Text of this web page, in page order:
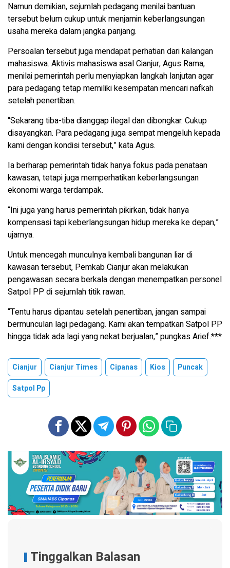
Namun demikian, sejumlah pedagang menilai bantuan
tersebut belum cukup untuk menjamin keberlangsungan
usaha mereka dalam jangka panjang.
Persoalan tersebut juga mendapat perhatian dari kalangan
mahasiswa. Aktivis mahasiswa asal Cianjur, Agus Rama,
menilai pemerintah perlu menyiapkan langkah lanjutan agar
para pedagang tetap memiliki kesempatan mencari nafkah
setelah penertiban.
“Sekarang tiba-tiba dianggap ilegal dan dibongkar. Cukup
disayangkan. Para pedagang juga sempat mengeluh kepada
kami dengan kondisi tersebut,” kata Agus.
Ia berharap pemerintah tidak hanya fokus pada penataan
kawasan, tetapi juga memperhatikan keberlangsungan
ekonomi warga terdampak.
“Ini juga yang harus pemerintah pikirkan, tidak hanya
kompensasi tapi keberlangsungan hidup mereka ke depan,”
ujarnya.
Untuk mencegah munculnya kembali bangunan liar di
kawasan tersebut, Pemkab Cianjur akan melakukan
pengawasan secara berkala dengan menempatkan personel
Satpol PP di sejumlah titik rawan.
“Tentu harus dipantau setelah penertiban, jangan sampai
bermunculan lagi pedagang. Kami akan tempatkan Satpol PP
hingga tidak ada lagi yang nekat berjualan,” pungkas Arief.***
Cianjur Cianjur Times Cipanas Kios
Puncak
Satpol Pp
Tinggalkan Balasan